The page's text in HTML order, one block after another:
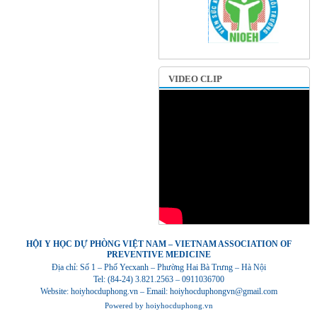
VIDEO CLIP
HỘI Y HỌC DỰ PHÒNG VIỆT NAM – VIETNAM ASSOCIATION OF
PREVENTIVE MEDICINE
Địa chỉ: Số 1 – Phố Yecxanh – Phường Hai Bà Trưng – Hà Nội
Tel: (84-24) 3.821.2563 – 0911036700
Website: hoiyhocduphong.vn – Email: hoiyhocduphongvn@gmail.com
Powered by hoiyhocduphong.vn